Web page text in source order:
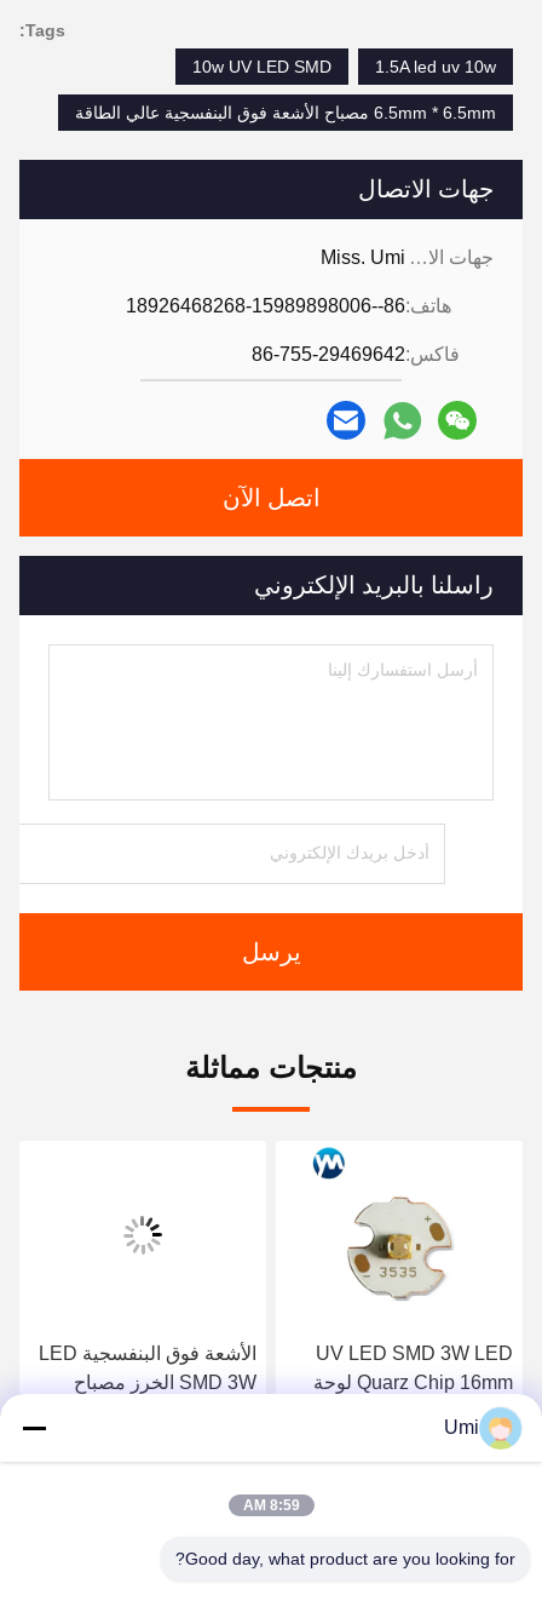
جهات الاتصال
جهات الاتصال: Miss. Umi
هاتف:86--18926468268-15989898006
فاكس:86-755-29469642
اتصل الآن
راسلنا بالبريد الإلكتروني
يرسل
Tags:
1.5A led uv 10w
10w UV LED SMD
6.5mm * 6.5mm مصباح الأشعة فوق البنفسجية عالي الطاقة
منتجات مماثلة
UV LED SMD 3W LED
Quarz Chip 16mm لوحة
نحاسية للأشعة فوق
البنفسجية LED علاج
احصل على افضل سعر
الأشعة فوق البنفسجية LED
SMD 3W الخرز مصباح
LED احصل على افضل سعر
Umi
8:59 AM
Good day, what product are you looking for?